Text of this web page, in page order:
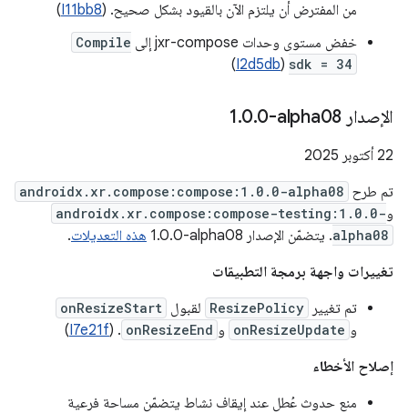
من المفترض أن يلتزم الآن بالقيود بشكل صحيح. (I11bb8
)
خفض مستوى وحدات jxr-compose إلى
Compile
sdk = 34
(
I2d5db
)
الإصدار ‎1 .0.0-alpha08
‫22 أكتوبر 2025
تم طرح androidx.xr.compose:compose:1.0.0-alpha08
وandroidx.xr.compose:compose-testing:1.0.0-
alpha08. يتضمّن الإصدار ‎1.0.0-alpha08 هذه التعديلات.
تغييرات واجهة برمجة التطبيقات
تم تغيير
ResizePolicy لقبول onResizeStart
و onResizeUpdate و onResizeEnd
. (
I7e21f
)
إصلاح الأخطاء
منع حدوث عُطل عند إيقاف نشاط يتضمّن مساحة فرعية